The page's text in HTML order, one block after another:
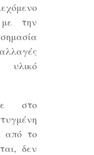
την
στο
από το
δεν